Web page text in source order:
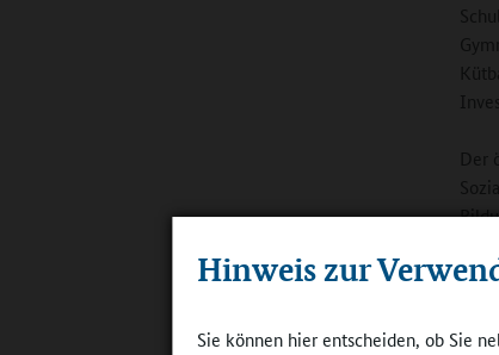
Hinweis zur
Sie können hier entscheiden, ob Sie
Der
40